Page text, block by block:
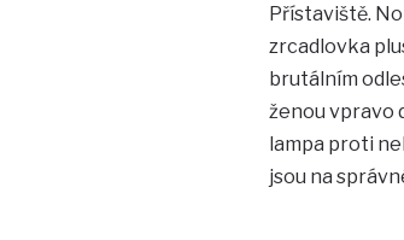
Přístaviště.
zrcadlovka
brutálním
ženou vpravo
lampa proti
jsou na